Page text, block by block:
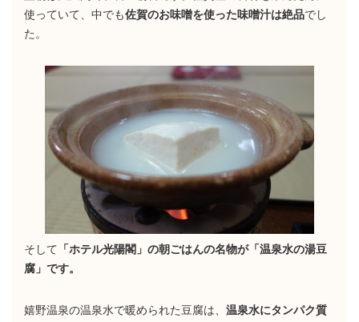
使っていて、中でも佐賀のお味噌を使った味噌汁は絶品でし
た。
そして 「ホテル光陽閣」の朝ごはんの名物が「温泉水の湯豆
腐」です。
嬉野温泉の温泉水で暖められた豆腐は、 温泉水にタンパク質